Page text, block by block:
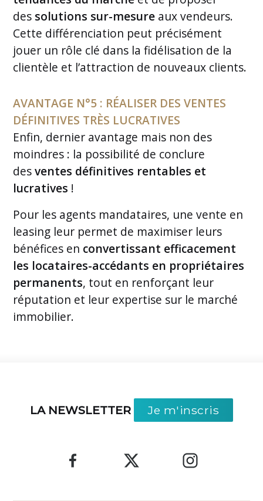
des solutions sur-mesure aux vendeurs.
Cette différenciation peut précisément
jouer un rôle clé dans la fidélisation de la
clientèle et l’attraction de nouveaux clients.
AVANTAGE N°5 : RÉALISER DES VENTES
DÉFINITIVES TRÈS LUCRATIVES
Enfin, dernier avantage mais non des
moindres : la possibilité de conclure
desventes définitives rentables et
lucratives !
Pour les agents mandataires, une vente en
leasing leur permet de maximiser leurs
bénéfices en convertissant efficacement
les locataires-accédants en propriétaires
permanents, tout en renforçant leur
réputation et leur expertise sur le marché
immobilier.
LA NEWSLETTER Je m'inscris